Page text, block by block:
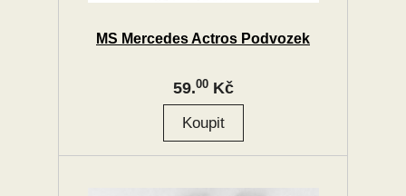
MS Mercedes Actros Podvozek
59.00Kč